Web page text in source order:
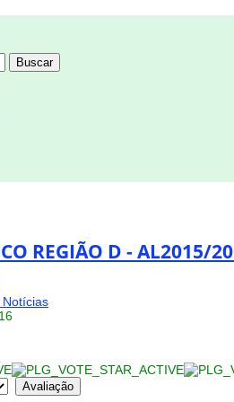
Buscar
REGIÃO D - AL2015/
Notícias